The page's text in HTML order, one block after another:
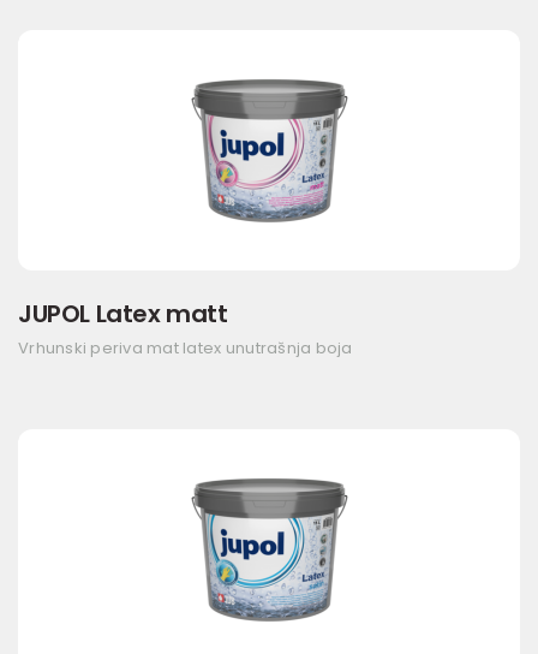
JUPOL Latex matt
Vrhunski periva mat latex unutrašnja boja